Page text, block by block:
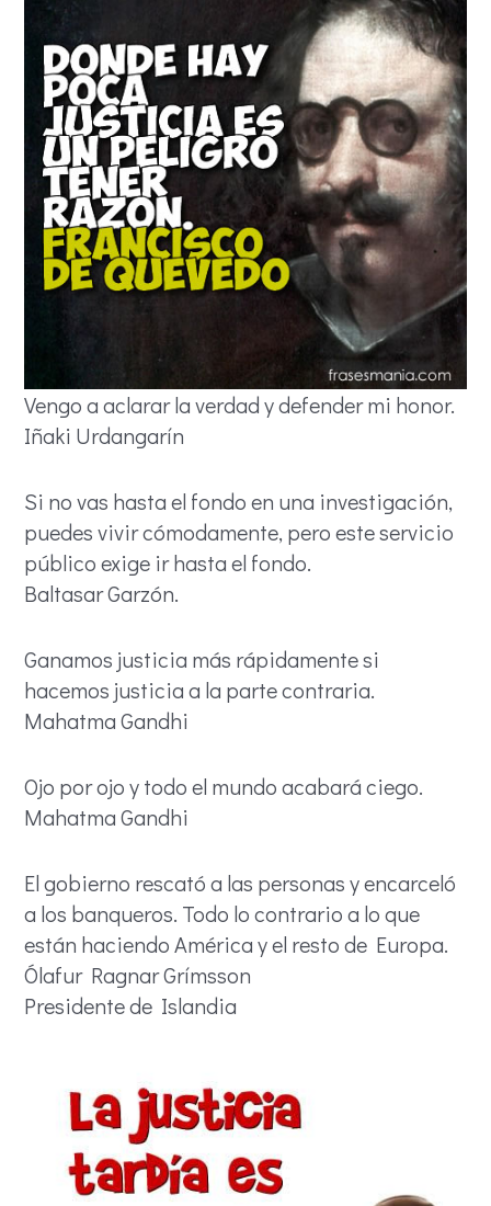
Vengo a aclarar la verdad y defender mi honor.
Iñaki Urdangarín
Si no vas hasta el fondo en una investigación,
puedes vivir cómodamente, pero este servicio
público exige ir hasta el fondo.
Baltasar Garzón.
Ganamos justicia más rápidamente si
hacemos justicia a la parte contraria.
Mahatma Gandhi
Ojo por ojo y todo el mundo acabará ciego.
Mahatma Gandhi
El gobierno rescató a las personas y encarceló
a los banqueros. Todo lo contrario a lo que
están haciendo América y el resto de Europa.
Ólafur Ragnar Grímsson
Presidente de Islandia